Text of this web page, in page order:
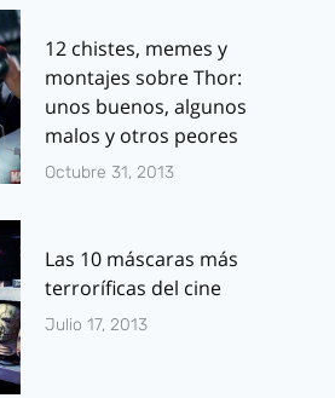
12 chistes, memes y
montajes sobre Thor:
unos buenos, algunos
malos y otros peores
Octubre 31, 2013
Las 10 máscaras más
terroríficas del cine
Julio 17, 2013